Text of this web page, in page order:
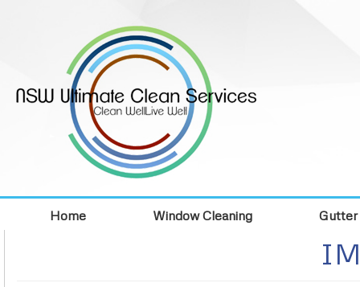
Home Window Cleaning Gutter